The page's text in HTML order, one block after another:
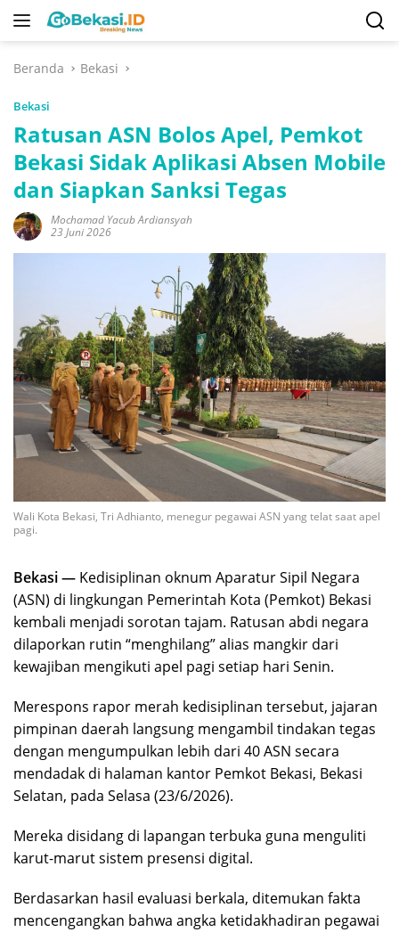
Langsung
Beranda
Bekasi
Bekasi
Ratusan ASN Bolos Apel, Pemkot
Bekasi Sidak Aplikasi Absen Mobile
dan Siapkan Sanksi Tegas
Mochamad Yacub Ardiansyah
23 Juni 2026
Wali Kota Bekasi, Tri Adhianto, menegur pegawai ASN yang telat saat apel
pagi.
Bekasi — Kedisiplinan oknum Aparatur Sipil Negara
(ASN) di lingkungan Pemerintah Kota (Pemkot) Bekasi
kembali menjadi sorotan tajam. Ratusan abdi negara
dilaporkan rutin “menghilang” alias mangkir dari
kewajiban mengikuti apel pagi setiap hari Senin.
Merespons rapor merah kedisiplinan tersebut, jajaran
pimpinan daerah langsung mengambil tindakan tegas
dengan mengumpulkan lebih dari 40 ASN secara
mendadak di halaman kantor Pemkot Bekasi, Bekasi
Selatan, pada Selasa (23/6/2026).
Mereka disidang di lapangan terbuka guna menguliti
karut-marut sistem presensi digital.
Berdasarkan hasil evaluasi berkala, ditemukan fakta
mencengangkan bahwa angka ketidakhadiran pegawai